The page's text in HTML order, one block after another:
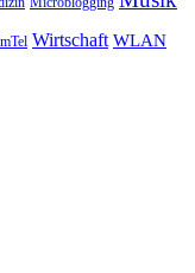
Wirtschaft WLAN